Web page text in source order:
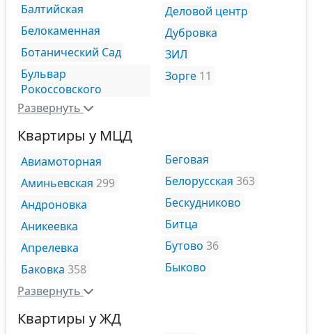
Балтийская
Белокаменная
Ботанический Сад
Бульвар
Рокоссовского
Деловой центр
Дубровка
ЗИЛ
Зорге 11
Развернуть
Квартиры у МЦД
Авиамоторная
Аминьевская 299
Андроновка
Аникеевка
Апрелевка
Баковка 358
Беговая
Белорусская 363
Бескудниково
Битца
Бутово 36
Быково
Развернуть
Квартиры у ЖД